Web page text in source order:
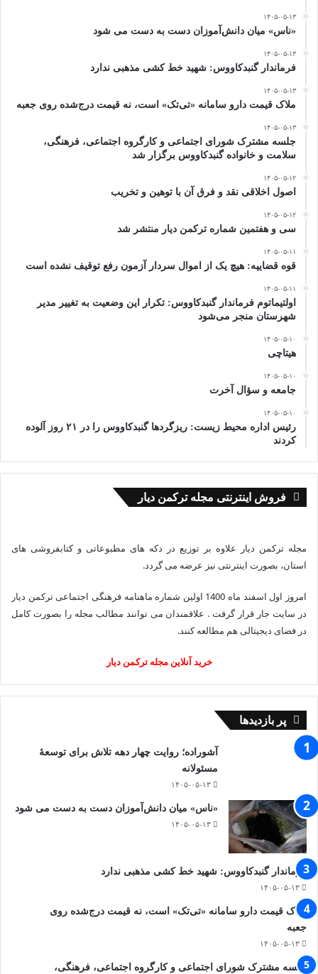
۱۴۰۵-۰۵-۱۳
«ناس» میان دانش‌آموزان دست به دست می شود
۱۴۰۵-۰۵-۱۳
فرماندار گنبدکاووس: شهید خط کشی مذهبی ندارد
۱۴۰۵-۰۵-۱۳
ملاک قیمت دارو سامانه «تی‌تک» است، نه قیمت درج‌شده روی جعبه
۱۴۰۵-۰۵-۱۳
جلسه مشترک شورای اجتماعی و کارگروه اجتماعی، فرهنگی،
سلامت و خانواده گنبدکاووس برگزار شد
۱۴۰۵-۰۵-۱۲
اصول اخلاقی نقد و فرق آن با توهین و تخریب
۱۴۰۵-۰۵-۱۲
سی و هفتمین شماره ترکمن دیار منتشر شد
۱۴۰۵-۰۵-۱۱
قوه قضاییه: هیچ یک از اموال سردار آزمون رفع توقیف نشده است
۱۴۰۵-۰۵-۱۱
اولتیماتوم فرماندار گنبدکاووس: تکرار این وضعیت به تغییر مدیر
شهرستان منجر می‌شود
۱۴۰۵-۰۵-۱۰
هیتاچی
۱۴۰۵-۰۵-۱۰
جامعه و سؤال آخرت
۱۴۰۵-۰۵-۱۰
رئیس اداره محیط زیست: ریزگردها گنبدکاووس را در ۲۱ روز آلوده
کردند
فروش اینترنتی مجله ترکمن دیار
مجله ترکمن دیار علاوه بر توزیع در دکه های مطبوعاتی و کتابفروشی های
استان، بصورت اینترنتی نیز عرضه می گردد.‌
امروز اول اسفند ماه 1400 اولین شماره ماهنامه فرهنگی اجتماعی ترکمن دیار
در سایت جار قرار گرفت . علاقمندان می توانند مطالب مجله را بصورت کامل
در فضای دیجیتالی هم مطالعه کنند.
خرید آنلاین مجله ترکمن دیار
پر بازدیدها
آشوراده؛ روایت چهار دهه تلاش برای توسعهٔ
مسئولانه
۱۴۰۵-۰۵-۱۳
«ناس» میان دانش‌آموزان دست به دست می شود
۱۴۰۵-۰۵-۱۳
فرماندار گنبدکاووس: شهید خط کشی مذهبی ندارد
۱۴۰۵-۰۵-۱۳
ملاک قیمت دارو سامانه «تی‌تک» است، نه قیمت درج‌شده روی
جعبه
۱۴۰۵-۰۵-۱۳
جلسه مشترک شورای اجتماعی و کارگروه اجتماعی، فرهنگی،